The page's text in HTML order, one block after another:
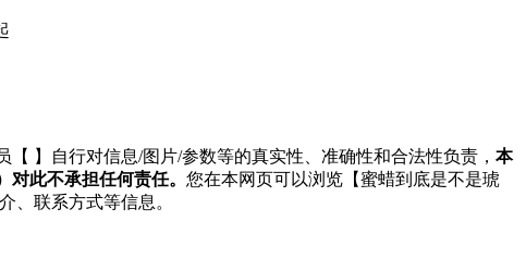
【 】自行对信息/图片/参数等的真实性、准确性和合法性负责， 本
此不承担任何责任。 您在本网页可以浏览【蜜蜡到底是不是琥
、联系方式等信息。